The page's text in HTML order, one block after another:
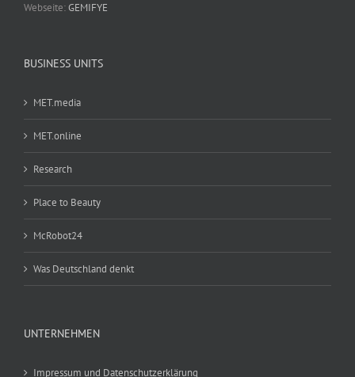
Webseite:GEMIFYE
BUSINESS UNITS
MET.media
MET.online
Research
Place to Beauty
McRobot24
Was Deutschland denkt
UNTERNEHMEN
Impressum und Datenschutzerklärung